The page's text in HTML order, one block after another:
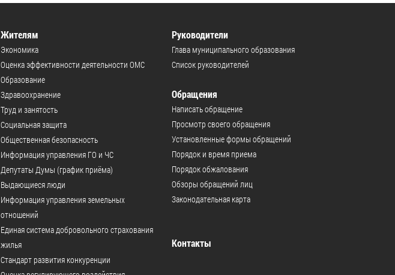
Жителям
Экономика
Оценка эффективности деятельности ОМС
Образование
Здравоохранение
Труд и занятость
Социальная защита
Общественная безопасность
Информация управления ГО и ЧС
Депутаты Думы (график приёма)
Выдающиеся люди
Информация управления земельных
отношений
Единая система добровольного страхования
жилья
Стандарт развития конкуренции
Руководители
Глава муниципального образования
Список руководителей
Обращения
Написать обращение
Просмотр своего обращения
Установленные формы обращений
Порядок и время приема
Порядок обжалования
Обзоры обращений лиц
Законодательная карта
Контакты